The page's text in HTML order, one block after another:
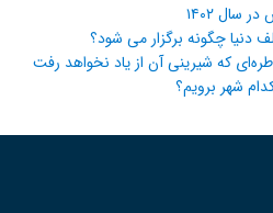
سال ۱۴۰۲
دنیا چگونه برگزار می شود؟
که شیرینی آن از یاد نخواهد رفت
شهر برویم؟